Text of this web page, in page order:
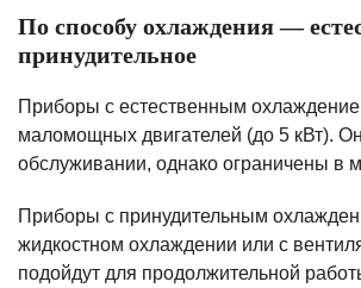
По способу охлаждения —
принудительное
Приборы с естественным
маломощных двигателей (до 5 кВт).
обслуживании, однако ограничены в
Приборы с принудительным
жидкостном охлаждении или с
подойдут для продолжительной